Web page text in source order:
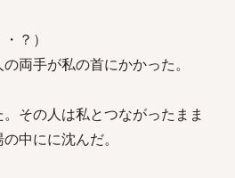
？）
両手が私の首にかかった。
その人は私とつながったまま
中にに沈んだ。